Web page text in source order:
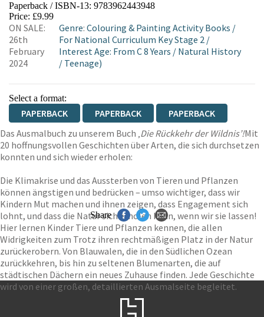
Paperback / ISBN-13: 9783962443948
Price: £9.99
ON SALE:
26th
February
2024
Genre: Colouring & Painting Activity Books /
For National Curriculum Key Stage 2/
Interest Age: From C 8 Years / Natural History
/ Teenage)
Select a format:
PAPERBACK PAPERBACK
PAPERBACK
Das Ausmalbuch zu unserem Buch ‚Die Rückkehr der Wildnis’!Mit
20 hoffnungsvollen Geschichten über Arten, die sich durchsetzen
konnten und sich wieder erholen:
Die Klimakrise und das Aussterben von Tieren und Pflanzen
können ängstigen und bedrücken – umso wichtiger, dass wir
Kindern Mut machen und ihnen zeigen, dass Engagement sich
lohnt, und dass die Natur sich erholen kann, wenn wir sie lassen!
Hier lernen Kinder Tiere und Pflanzen kennen, die allen
Widrigkeiten zum Trotz ihren rechtmäßigen Platz in der Natur
zurückerobern. Von Blauwalen, die in den Südlichen Ozean
zurückkehren, bis hin zu seltenen Blumenarten, die auf
städtischen Dächern ein neues Zuhause finden. Jede Geschichte
wird von einer großen, detaillierten Ausmalseite begleitet.
Share